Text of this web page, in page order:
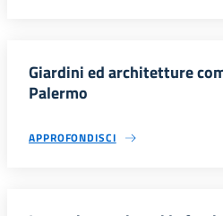
Giardini ed architetture
Palermo
APPROFONDISCI